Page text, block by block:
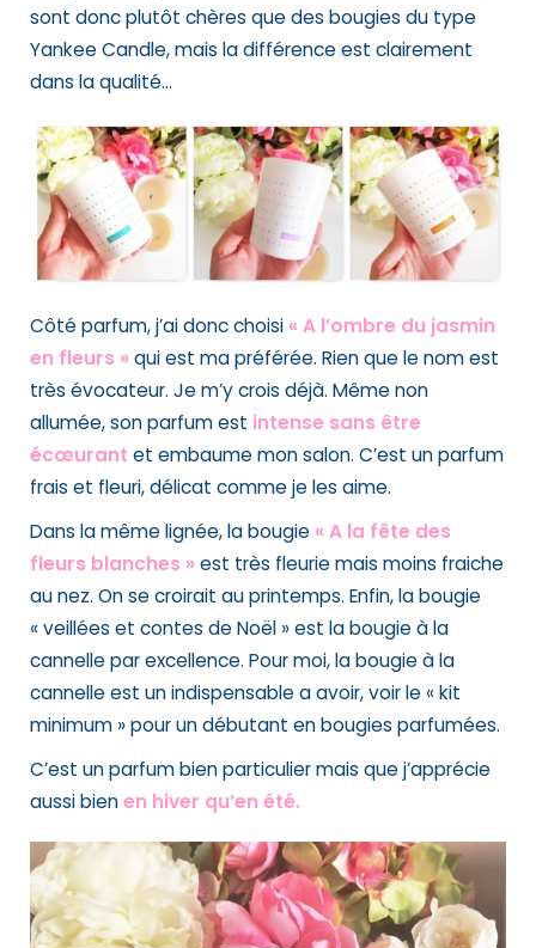
sont donc plutôt chères que des bougies du type
Yankee Candle, mais la différence est clairement
dans la qualité…
Côté parfum, j’ai donc choisi « A l’ombre du jasmin
en fleurs » qui est ma préférée. Rien que le nom est
très évocateur. Je m’y crois déjà. Même non
allumée, son parfum est intense sans être
écœurant et embaume mon salon. C’est un parfum
frais et fleuri, délicat comme je les aime.
Dans la même lignée, la bougie « A la fête des
fleurs blanches » est très fleurie mais moins fraiche
au nez. On se croirait au printemps. Enfin, la bougie
« veillées et contes de Noël »est la bougie à la
cannelle par excellence. Pour moi, la bougie à la
cannelle est un indispensable a avoir,voir le « kit
minimum » pour un débutant en bougies parfumées.
C’est un parfum bien particulier mais que j’apprécie
aussi bienen hiver qu’en été.